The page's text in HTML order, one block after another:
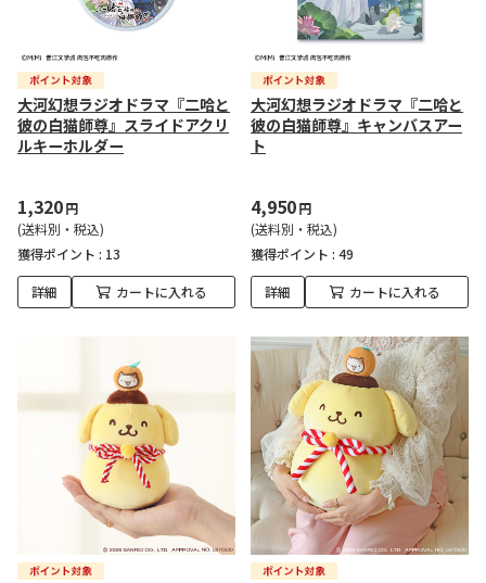
大河幻想ラジオドラマ『二哈と
彼の白猫師尊』スライドアクリ
ルキーホルダー
1,320円
(送料別・税込)
獲得ポイント : 13
詳細 カートに入れる
大河幻想ラジオドラマ『二哈と
彼の白猫師尊』キャンバスアー
ト
4,950円
(送料別・税込)
獲得ポイント : 49
詳細 カートに入れる